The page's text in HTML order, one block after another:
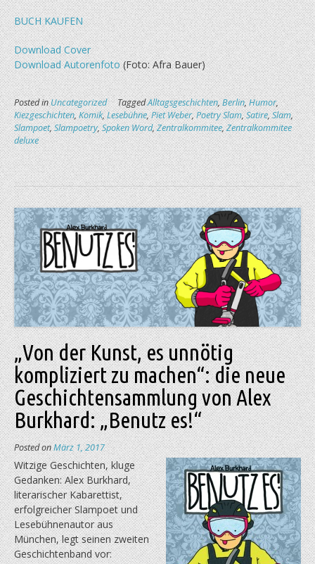
BUCH KAUFEN
Download Cover
Download Autorenfoto(Foto: Afra Bauer)
Posted inUncategorized TaggedAlltagsgeschichten,Berlin,Humor,
Kiezgeschichten,Komik,Lesebühne,Piet Weber,Poetry Slam,Satire,Slam,
Slampoet,Slampoetry,Spoken Word,Zentralkommitee,Zentralkommitee
deluxe
„Von der Kunst, es unnötig
kompliziert zu machen“: die neue
Geschichtensammlung von Alex
Burkhard: „Benutz es!“
Posted onMärz 1, 2017
Witzige Geschichten, kluge
Gedanken: Alex Burkhard,
literarischer Kabarettist,
erfolgreicher Slampoet und
Lesebühnenautor aus
München, legt seinen zweiten
Geschichtenband vor: